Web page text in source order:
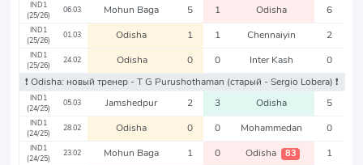
IND1
(25/26)
06.03 Mohun Baga 5 1 Odisha 6
IND1
(25/26)
01.03 Odisha 1 1 Chennaiyin 2
IND1
(25/26)
24.02 Odisha 0 0 Inter Kash
0
❗️ Odisha: новый тренер - T G Purushothaman (старый - Sergio Lobera) ❗️
IND1
(24/25)
05.03 Jamshedpur 2 3 Odisha 5
IND1
(24/25)
28.02 Odisha 0 0 Mohammedan 0
IND1
(24/25)
23.02 Mohun Baga 1 0 Odisha 83 1